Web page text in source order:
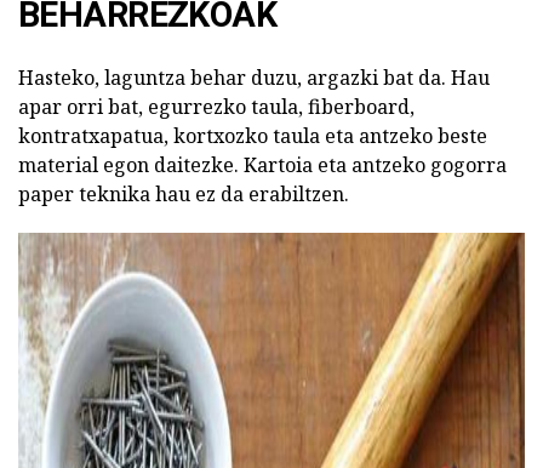
BEHARREZKOAK
Hasteko, laguntza behar duzu, argazki bat da. Hau
apar orri bat, egurrezko taula, fiberboard,
kontratxapatua, kortxozko taula eta antzeko beste
material egon daitezke. Kartoia eta antzeko gogorra
paper teknika hau ez da erabiltzen.